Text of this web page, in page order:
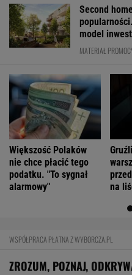
Second
model
MATERIAŁ
Większość Polaków
nie chce płacić tego
podatku. "To sygnał
alarmowy"
na
WSPÓŁPRACA PŁATNA Z WYBORCZA.PL
ZROZUM, POZNAJ,